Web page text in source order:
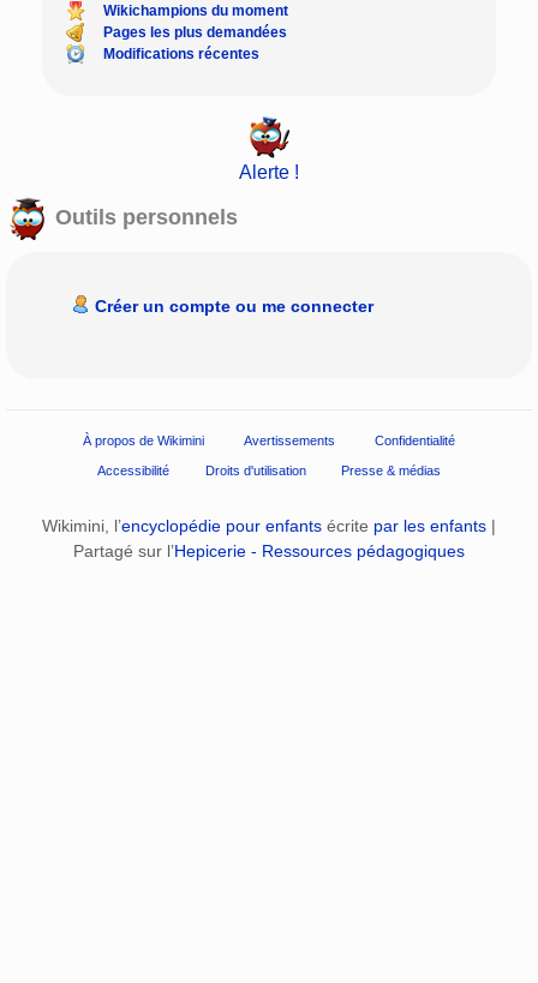
Wikichampions du moment
Pages les plus demandées
Modifications récentes
Alerte !
Outils personnels
Créer un compte ou me connecter
À propos de Wikimini Avertissements Confidentialité
Accessibilité Droits d'utilisation Presse & médias
Wikimini, l’encyclopédie pour enfants écrite par les enfants |
Partagé sur l’Hepicerie - Ressources pédagogiques